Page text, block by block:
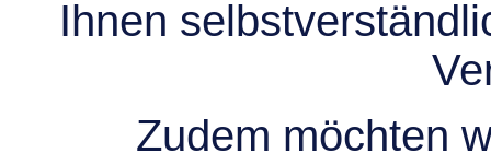
Ihnen
Zudem möchten